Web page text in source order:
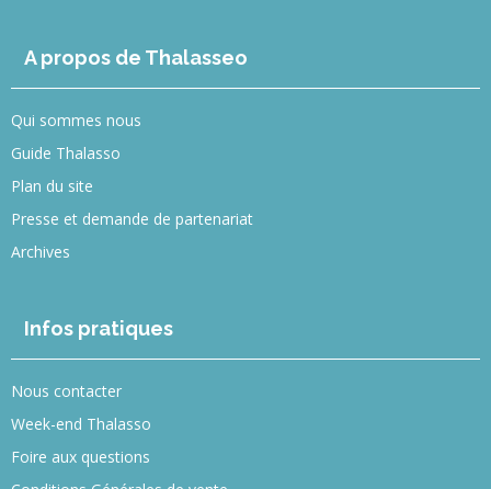
A propos de Thalasseo
Qui sommes nous
Guide Thalasso
Plan du site
Presse et demande de partenariat
Archives
Infos pratiques
Nous contacter
Week-end Thalasso
Foire aux questions